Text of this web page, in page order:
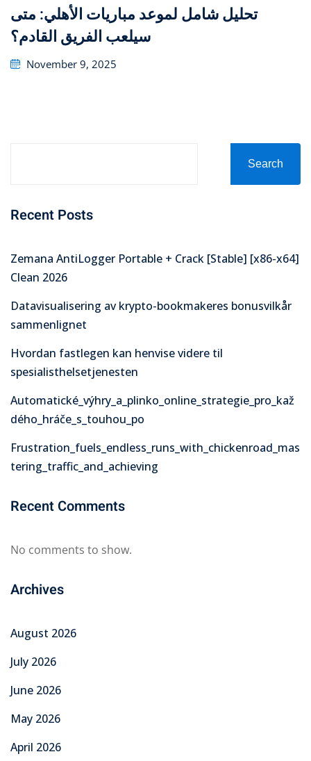
تحليل شامل لموعد مباريات الأهلي: متى
سيلعب الفريق القادم؟
Posted
November 9, 2025
Search
Recent Posts
Zemana AntiLogger Portable + Crack [Stable] [x86-x64]
Clean 2026
Datavisualisering av krypto-bookmakeres bonusvilkår
sammenlignet
Hvordan fastlegen kan henvise videre til
spesialisthelsetjenesten
Automatické_výhry_a_plinko_online_strategie_pro_kaž
dého_hráče_s_touhou_po
Frustration_fuels_endless_runs_with_chickenroad_mas
tering_traffic_and_achieving
Recent Comments
No comments to show.
Archives
August 2026
July 2026
June 2026
May 2026
April 2026